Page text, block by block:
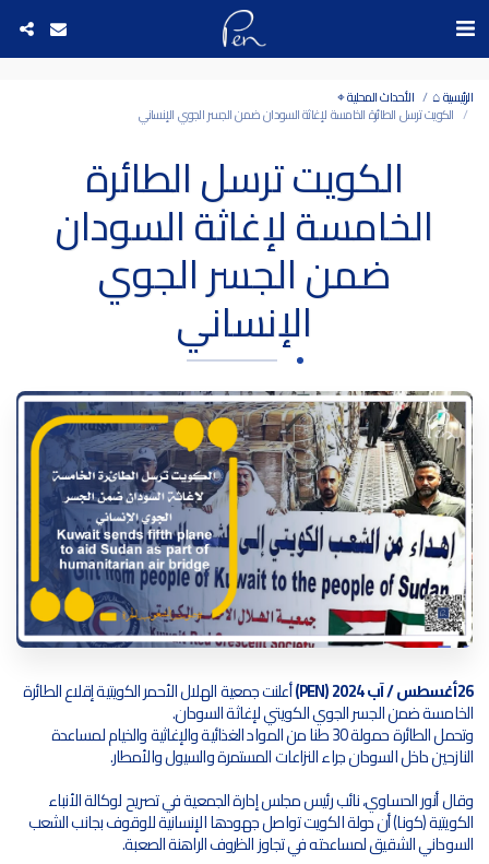
الرئيسية ⌂ الأحداث المحلية ⌖
الكويت ترسل الطائرة الخامسة لإغاثة السودان ضمن الجسر الجوي الإنساني
الكويت ترسل الطائرة
الخامسة لإغاثة السودان
ضمن الجسر الجوي
الإنساني
26أغسطس / آب 2024 (PEN) أعلنت جمعية الهلال الأحمر الكويتية إقلاع الطائرة
الخامسة ضمن الجسر الجوي الكويتي لإغاثة السودان.
وتحمل الطائرة حمولة 30 طنا من المواد الغذائية والإغاثية والخيام لمساعدة
النازحين داخل السودان جراء النزاعات المستمرة والسيول والأمطار.
وقال أنور الحساوي، نائب رئيس مجلس إدارة الجمعية في تصريح لوكالة الأنباء
الكويتية (كونا) أن دولة الكويت تواصل جهودها الإنسانية للوقوف بجانب الشعب
السوداني الشقيق لمساعدته في تجاوز الظروف الراهنة الصعبة.